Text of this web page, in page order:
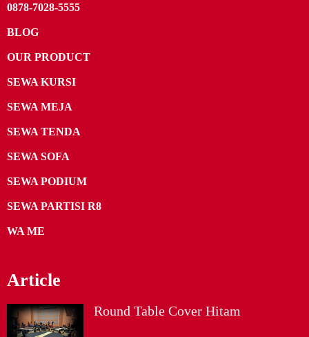
0878-7028-5555
BLOG
OUR PRODUCT
SEWA KURSI
SEWA MEJA
SEWA TENDA
SEWA SOFA
SEWA PODIUM
SEWA PARTISI R8
WA ME
Article
Round Table Cover Hitam